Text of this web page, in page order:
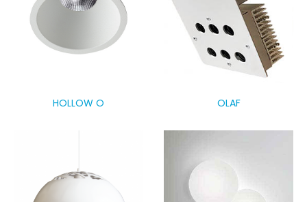
HOLLOW O OLAF